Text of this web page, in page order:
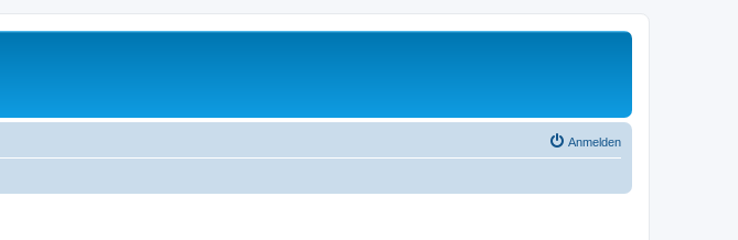
Anmelden